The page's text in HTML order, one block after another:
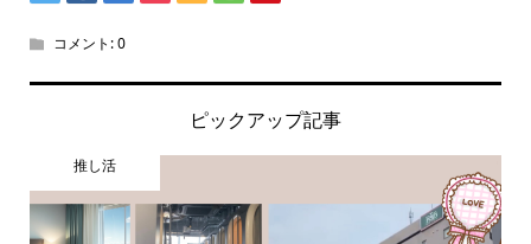
コメント:0
ピックアップ記事
推し活